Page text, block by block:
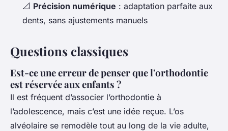
📐 Précision numérique : adaptation parfaite aux
dents, sans ajustements manuels
Questions classiques
Est-ce une erreur de penser que l'orthodontie
est réservée aux enfants ?
Il est fréquent d’associer l’orthodontie à
l’adolescence, mais c’est une idée reçue. L’os
alvéolaire se remodèle tout au long de la vie adulte,